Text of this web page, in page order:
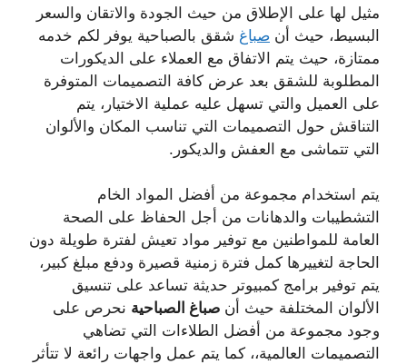
مثيل لها على الإطلاق من حيث الجودة والاتقان والسعر
البسيط، حيث أن صباغ شقق بالصباحية يوفر لكم خدمه
ممتازة، حيث يتم الاتفاق مع العملاء على الديكورات
المطلوبة للشقق بعد عرض كافة التصميمات المتوفرة
على العميل والتي تسهل عليه عملية الاختيار، يتم
التناقش حول التصميمات التي تناسب المكان والألوان
التي تتماشى مع العفش والديكور.
يتم استخدام مجموعة من أفضل المواد الخام
التشطيبات والدهانات من أجل الحفاظ على الصحة
العامة للمواطنين مع توفير مواد تعيش لفترة طويلة دون
الحاجة لتغييرها كمل فترة زمنية قصيرة ودفع مبلغ كبير،
يتم توفير برامج كمبيوتر حديثة تساعد على تنسيق
الألوان المختلفة حيث أن صباغ الصباحية نحرص على
وجود مجموعة من أفضل الطلاءات التي تضاهي
التصميمات العالمية،، كما يتم عمل واجهات رائعة لا تتأثر